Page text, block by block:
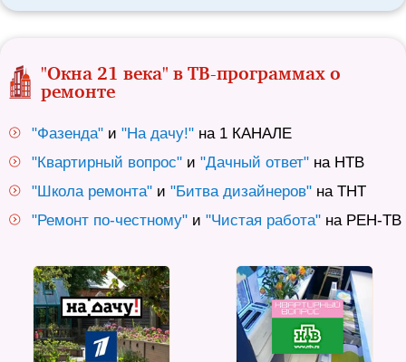
"Окна 21 века" в ТВ-программах о
ремонте
"Фазенда" и "На дачу!" на 1 КАНАЛЕ
"Квартирный вопрос" и "Дачный ответ" на НТВ
"Школа ремонта" и "Битва дизайнеров" на ТНТ
"Ремонт по-честному" и "Чистая работа" на РЕН-ТВ